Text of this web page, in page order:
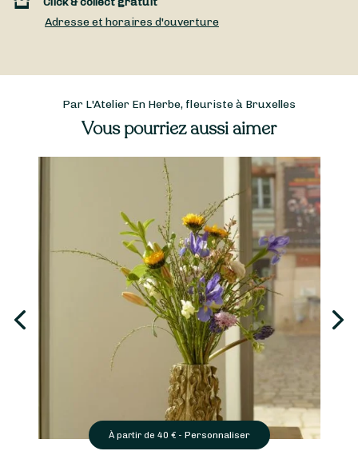
Adresse et horaires d'ouverture
Par L'Atelier En Herbe, fleuriste à Bruxelles
Vous pourriez aussi aimer
À partir de 40 € - Personnaliser